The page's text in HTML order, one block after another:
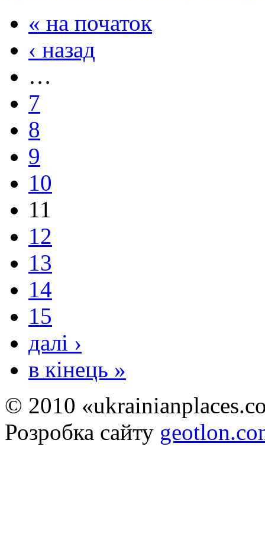
« на початок
‹ назад
…
7
8
9
10
11
12
13
14
15
далі ›
в кінець »
© 2010
Розробка сайту